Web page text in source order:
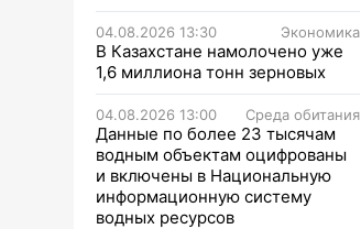
04.08.2026 13:30 Экономика
В Казахстане намолочено уже
1,6 миллиона тонн зерновых
04.08.2026 13:00 Среда обитания
Данные по более 23 тысячам
водным объектам оцифрованы
и включены в Национальную
информационную систему
водных ресурсов